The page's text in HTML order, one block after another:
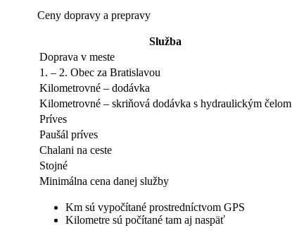
Ceny dopravy a prepravy
Služba
Doprava v meste
1. – 2. Obec za Bratislavou
Kilometrovné – dodávka
Kilometrovné – skriňová dodávka s hydraulickým čelom
Príves
Paušál príves
Chalani na ceste
Stojné
Minimálna cena danej služby
Km sú vypočítané prostredníctvom GPS
Kilometre sú počítané tam aj naspäť